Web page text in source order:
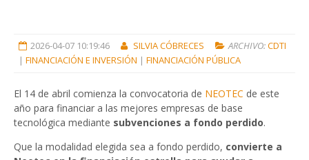
2026-04-07 10:19:46 SILVIA CÓBRECES ARCHIVO:CDTI
| FINANCIACIÓN E INVERSIÓN | FINANCIACIÓN PÚBLICA
El 14 de abril comienza la convocatoria de NEOTEC de este
año para financiar a las mejores empresas de base
tecnológica mediante subvenciones a fondo perdido.
Que la modalidad elegida sea a fondo perdido, convierte a